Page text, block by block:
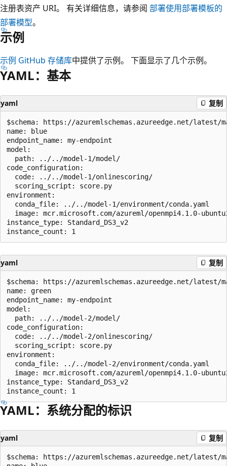
注册表资产 URI。 有关详细信息，请参阅 部署使用部署模板的
部署模型。
示例
示例 GitHub 存储库中提供了示例。 下面显示了几个示例。
YAML：基本
yaml 复制
$schema: https://azuremlschemas.azureedge.net/latest/
name: blue
endpoint_name: my-endpoint
model:
  path: ../../model-1/model/
code_configuration:
  code: ../../model-1/onlinescoring/
  scoring_script: score.py
environment:
  conda_file: ../../model-1/environment/conda.yaml
image: mcr.microsoft.com/azureml/openmpi4.1.0-
instance_type: Standard_DS3_v2
yaml 复制
$schema: https://azuremlschemas.azureedge.net/latest/
name: green
endpoint_name: my-endpoint
model:
  path: ../../model-2/model/
code_configuration:
  code: ../../model-2/onlinescoring/
  scoring_script: score.py
environment:
  conda_file: ../../model-2/environment/conda.yaml
image: mcr.microsoft.com/azureml/openmpi4.1.0-
instance_type: Standard_DS3_v2
YAML：系统分配的标识
yaml 复制
$schema: https://azuremlschemas.azureedge.net/latest/